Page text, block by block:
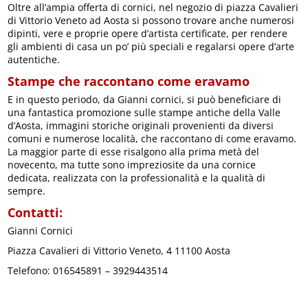
Oltre all’ampia offerta di cornici, nel negozio di piazza Cavalieri
di Vittorio Veneto ad Aosta si possono trovare anche numerosi
dipinti, vere e proprie opere d’artista certificate, per rendere
gli ambienti di casa un po’ più speciali e regalarsi opere d’arte
autentiche.
Stampe che raccontano come eravamo
E in questo periodo, da Gianni cornici, si può beneficiare di
una fantastica promozione sulle stampe antiche della Valle
d’Aosta, immagini storiche originali provenienti da diversi
comuni e numerose località, che raccontano di come eravamo.
La maggior parte di esse risalgono alla prima metà del
novecento, ma tutte sono impreziosite da una cornice
dedicata, realizzata con la professionalità e la qualità di
sempre.
Contatti:
Gianni Cornici
Piazza Cavalieri di Vittorio Veneto, 4 11100 Aosta
Telefono: 016545891 – 3929443514